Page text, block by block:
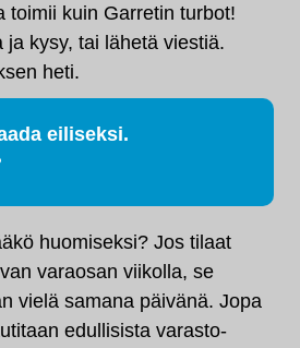
toimii kuin Garretin turbot!
ja kysy, tai lähetä viestiä.
heti.
eiliseksi.
huomiseksi? Jos tilaat
varaosan viikolla, se
vielä samana päivänä. Jopa
edullisista varasto-